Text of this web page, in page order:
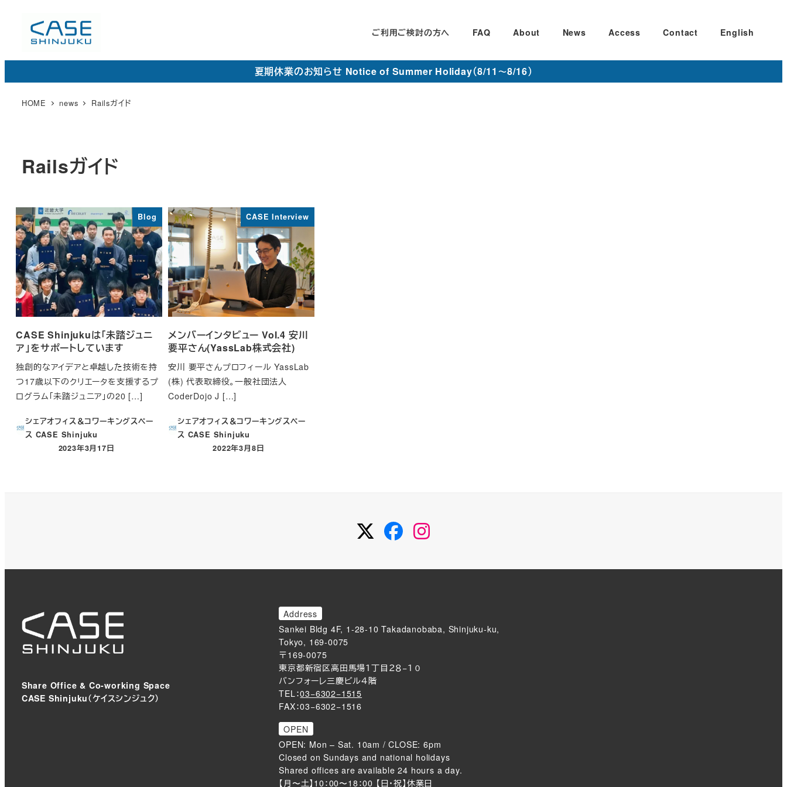
コ
ご利用ご検討の方へ FAQ About News Access Contact English
夏期休業のお知らせ Notice of Summer Holiday（8/11～8/16）
HOME news Railsガイド
Railsガイド
Blog
CASE Shinjukuは「未踏ジュニ
ア」をサポートしています
独創的なアイデアと卓越した技術を持
つ17歳以下のクリエータを支援するプ
ログラム「未踏ジュニア」の20 […]
シェアオフィス＆コワーキングスペー
ス CASE Shinjuku
投稿日
2023年3月17日
CASE Interview
メンバーインタビュー Vol.4 安川
要平さん(YassLab株式会社)
安川 要平さんプロフィール YassLab
(株) 代表取締役。一般社団法人
CoderDojo J […]
シェアオフィス＆コワーキングスペー
ス CASE Shinjuku
投稿日
2022年3月8日
TwitterFacebook
Share Office & Co-working Space
CASE Shinjuku（ケイスシンジュク）
Address
Sankei Bldg 4F, 1-28-10 Takadanobaba, Shinjuku-ku,
Tokyo, 169-0075
〒169-0075
東京都新宿区高田馬場１丁目２８−１０
バンフォーレ三慶ビル４階
TEL：03−6302−1515
FAX：03−6302−1516
OPEN
OPEN: Mon – Sat. 10am / CLOSE: 6pm
Closed on Sundays and national holidays
Shared offices are available 24 hours a day.
【月〜土】10：00〜18：00 【日・祝】休業日